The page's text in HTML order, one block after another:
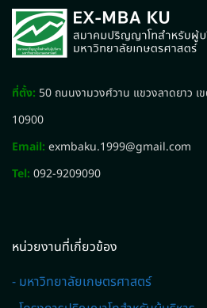
ที่ตั้ง: 50 ถนนงามวงศ์วาน แขวงลาดยาว เ
10900
Email: exmbaku.1999@gmail.com
Tel: 092-9209090
หน่วยงานที่เกี่ยวข้อง
- มหาวิทยาลัยเกษตรศาสตร์